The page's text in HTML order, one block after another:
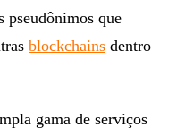
pseudônimos que
blockchains dentro
gama de serviços